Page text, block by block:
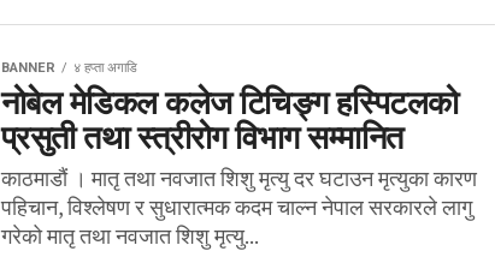
BANNER ४ हप्ता अगाडि
नोबेल मेडिकल कलेज टिचिङ्ग हस्पिटलको
प्रसुती तथा स्त्रीरोग विभाग सम्मानित
काठमाडौं । मातृ तथा नवजात शिशु मृत्यु दर घटाउन मृत्युका कारण
पहिचान, विश्लेषण र सुधारात्मक कदम चाल्न नेपाल सरकारले लागु
गरेको मातृ तथा नवजात शिशु मृत्यु...